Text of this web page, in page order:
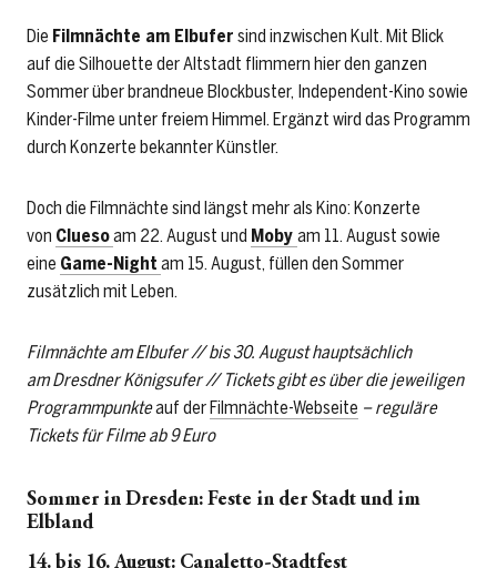
Die Filmnächte am Elbufer sind inzwischen Kult. Mit Blick
auf die Silhouette der Altstadt flimmern hier den ganzen
Sommer über brandneue Blockbuster, Independent-Kino sowie
Kinder-Filme unter freiem Himmel. Ergänzt wird das Programm
durch Konzerte bekannter Künstler.
Doch die Filmnächte sind längst mehr als Kino: Konzerte
von Cluesoam 22. August und Moby am 11. August sowie
eine Game-Night am 15. August, füllen den Sommer
zusätzlich mit Leben.
Filmnächte am Elbufer // bis 30. August hauptsächlich
am Dresdner Königsufer // Tickets gibt es über die jeweiligen
Programmpunkteauf derFilmnächte-Webseite – reguläre
Tickets für Filme ab 9 Euro
Sommer in Dresden: Feste in der Stadt und im
Elbland
14. bis 16. August: Canaletto-Stadtfest